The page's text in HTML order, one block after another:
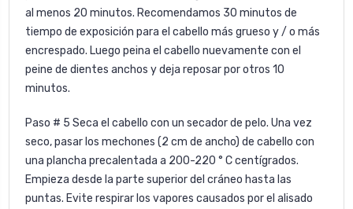
al menos 20 minutos. Recomendamos 30 minutos de
tiempo de exposición para el cabello más grueso y / o más
encrespado. Luego peina el cabello nuevamente con el
peine de dientes anchos y deja reposar por otros 10
minutos.
Paso # 5 Seca el cabello con un secador de pelo. Una vez
seco, pasar los mechones (2 cm de ancho) de cabello con
una plancha precalentada a 200-220 ° C centígrados.
Empieza desde la parte superior del cráneo hasta las
puntas. Evite respirar los vapores causados ​​por el alisado